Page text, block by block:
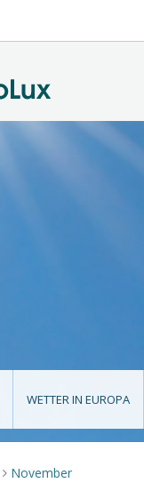
WETTER IN EUROPA
> November